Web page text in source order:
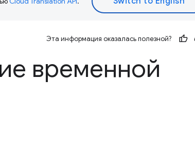
Эта информация оказалась полезной?
временной